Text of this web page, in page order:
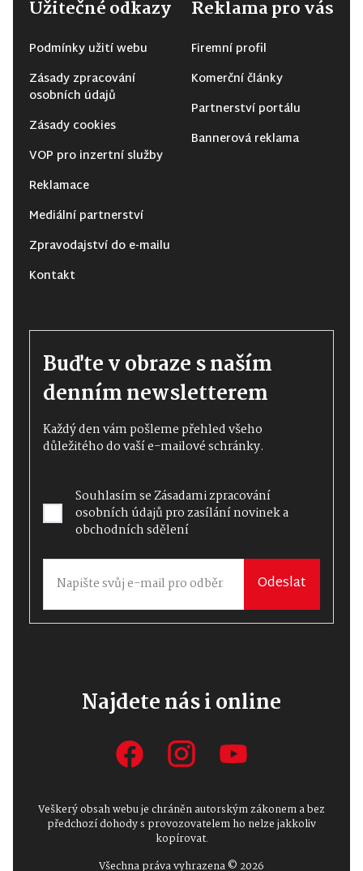
Užitečné odkazy
Podmínky užití webu
Zásady zpracování
osobních údajů
Zásady cookies
VOP pro inzertní služby
Reklamace
Mediální partnerství
Zpravodajství do e-mailu
Kontakt
Reklama pro vás
Firemní profil
Komerční články
Partnerství portálu
Bannerová reklama
Buďte v obraze s naším
denním newsletterem
Každý den vám pošleme přehled všeho
důležitého do vaší e-mailové schránky.
Souhlasím seZásadami zpracování
osobních údajůpro zasílání novinek a
obchodních sdělení
Odeslat
Najdete nás i online
Veškerý obsah webu je chráněn autorským zákonem a bez
předchozí dohody s provozovatelem ho nelze jakkoliv
kopírovat.
Všechna práva vyhrazena © 2026